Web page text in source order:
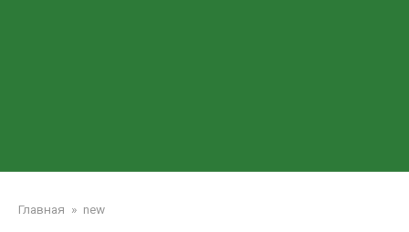
Главная » new